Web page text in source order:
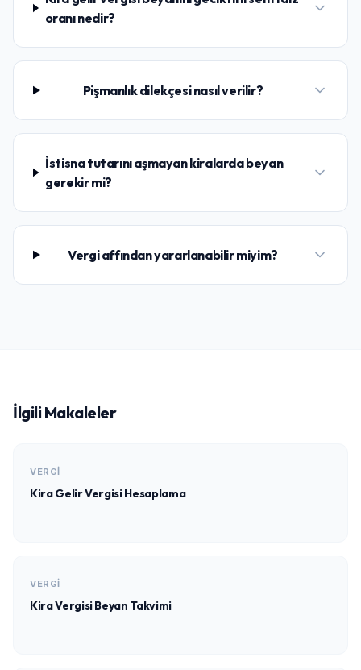
oranı nedir?
Pişmanlık dilekçesi nasıl verilir?
İstisna tutarını aşmayan kiralarda beyan
gerekir mi?
Vergi affından yararlanabilir miyim?
İlgili Makaleler
VERGI
Kira Gelir Vergisi Hesaplama
VERGI
Kira Vergisi Beyan Takvimi